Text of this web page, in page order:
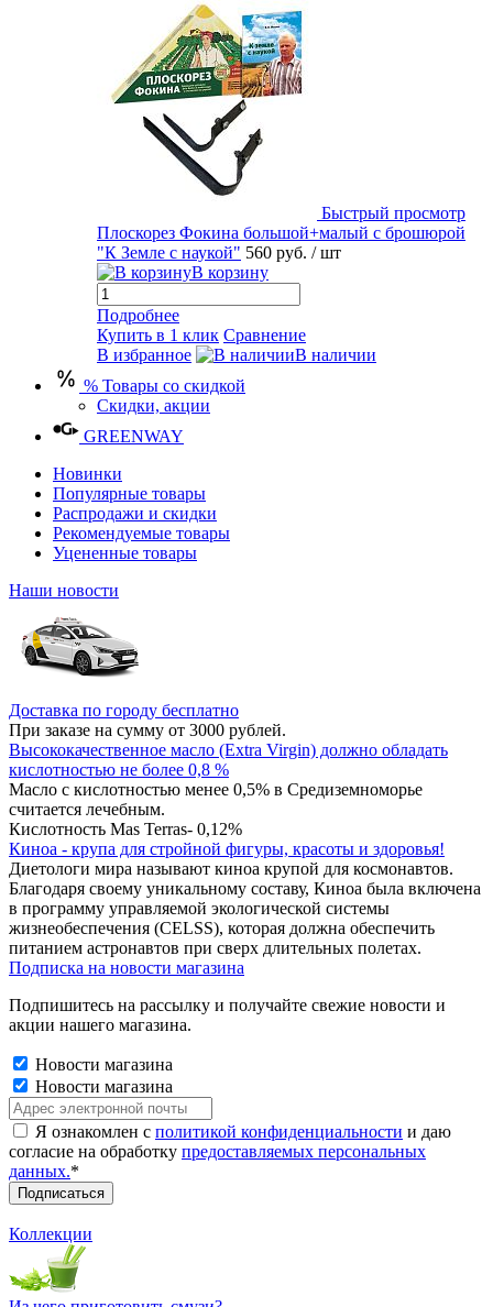
Быстрый просмотр
Плоскорез Фокина большой+малый с брошюрой
"К Земле с наукой" 560 руб. / шт
В корзину
Подробнее
Купить в 1 клик Сравнение
В избранное
В наличии
% Товары со скидкой
Скидки, акции
GREENWAY
Новинки
Популярные товары
Распродажи и скидки
Рекомендуемые товары
Уцененные товары
Наши новости
Доставка по городу бесплатно
При заказе на сумму от 3000 рублей.
Высококачественное масло (Extra Virgin) должно обладать
кислотностью не более 0,8 %
Масло с кислотностью менее 0,5% в Средиземноморье
считается лечебным.
Кислотность Mas Terras- 0,12%
Киноа - крупа для стройной фигуры, красоты и здоровья!
Диетологи мира называют киноа крупой для космонавтов.
Благодаря своему уникальному составу, Киноа была включена
в программу управляемой экологической системы
жизнеобеспечения (CELSS), которая должна обеспечить
питанием астронавтов при сверх длительных полетах.
Подписка на новости магазина
Подпишитесь на рассылку и получайте свежие новости и
акции нашего магазина.
Новости магазина
Новости магазина
Я ознакомлен с политикой конфиденциальности и даю
согласие на обработку предоставляемых персональных
данных.*
Коллекции